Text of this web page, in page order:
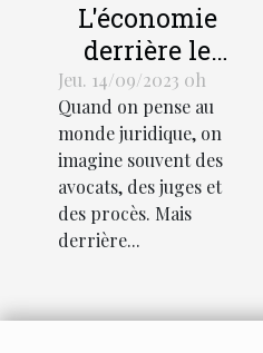
L'économie
derrière le
support
juridique :
coûts et
avantages
Jeu. 14/09/2023 0h
Quand on pense au
monde juridique, on
imagine souvent des
avocats, des juges et
des procès. Mais
derrière...